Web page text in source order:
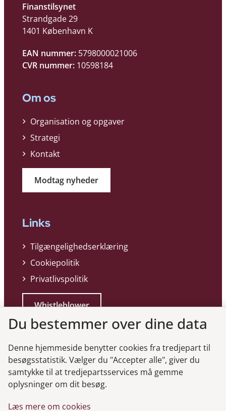
Finanstilsynet
Strandgade 29
1401 København K
EAN nummer: 5798000021006
CVR nummer: 10598184
Om os
Organisation og opgaver
Strategi
Kontakt
Modtag nyheder
Links
Tilgængelighedserklæring
Cookiepolitik
Privatlivspolitik
Whistleblower
Genveje
Gå til virksomhedsregisteret
Du bestemmer over dine data
Denne hjemmeside benytter cookies fra tredjepart til
besøgsstatistik. Vælger du "Accepter alle", giver du
samtykke til at tredjepartsservices må gemme
oplysninger om dit besøg.
Læs mere om cookies